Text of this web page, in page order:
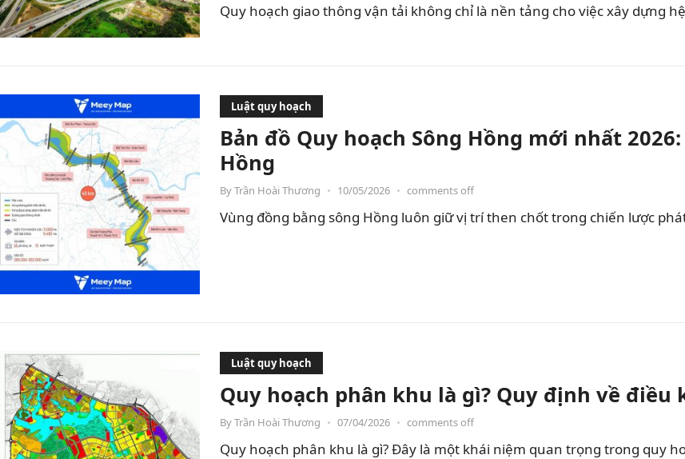
Quy hoạch giao thông vận tải không chỉ là nền tảng cho việc xây dựng
Luật quy hoạch
Bản đồ Quy hoạch Sông Hồng mới nhất
Hồng
ByTrần Hoài Thương • 10/05/2026 • comments off
Vùng đồng bằng sông Hồng luôn giữ vị trí then chốt trong chiến lược
Luật quy hoạch
Quy hoạch phân khu là gì? Quy định về
ByTrần Hoài Thương • 07/04/2026 • comments off
Quy hoạch phân khu là gì? Đây là một khái niệm quan trọng trong quy